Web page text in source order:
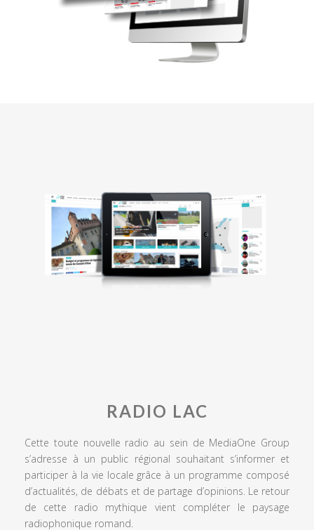
RADIO LAC
Cette toute nouvelle radio au sein de MediaOne Group
s’adresse à un public régional souhaitant s’informer et
participer à la vie locale grâce à un programme composé
d’actualités, de débats et de partage d’opinions. Le retour
de cette radio mythique vient compléter le paysage
radiophonique romand.